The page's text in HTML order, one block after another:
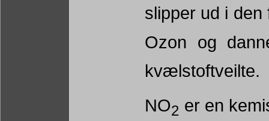
slipper ud i den
Ozon og
kvælstoftveilte.
NO2 er en